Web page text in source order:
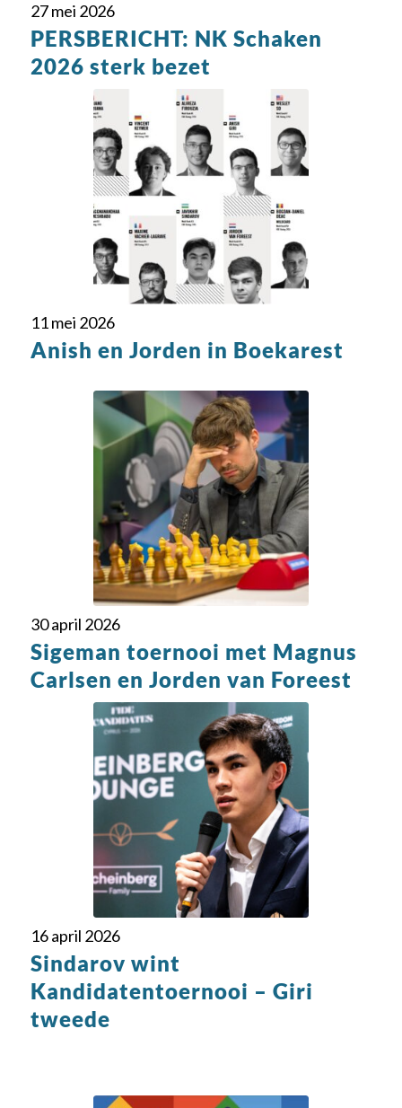
27 mei 2026
PERSBERICHT: NK Schaken
2026 sterk bezet
11 mei 2026
Anish en Jorden in Boekarest
30 april 2026
Sigeman toernooi met Magnus
Carlsen en Jorden van Foreest
16 april 2026
Sindarov wint
Kandidatentoernooi – Giri
tweede